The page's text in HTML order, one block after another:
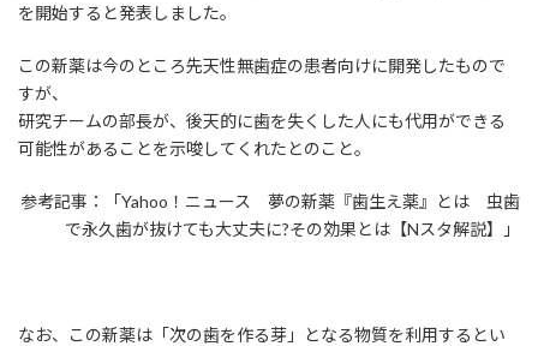
を開始すると発表しました。
この新薬は今のところ先天性無歯症の患者向けに開発したもので
すが、
研究チームの部長が、後天的に歯を失くした人にも代用ができる
可能性があることを示唆してくれたとのこと。
参考記事：「Yahoo！ニュース 夢の新薬『歯生え薬』とは 虫歯
で永久歯が抜けても大丈夫に?その効果とは【Nスタ解説】」
なお、この新薬は「次の歯を作る芽」となる物質を利用するとい